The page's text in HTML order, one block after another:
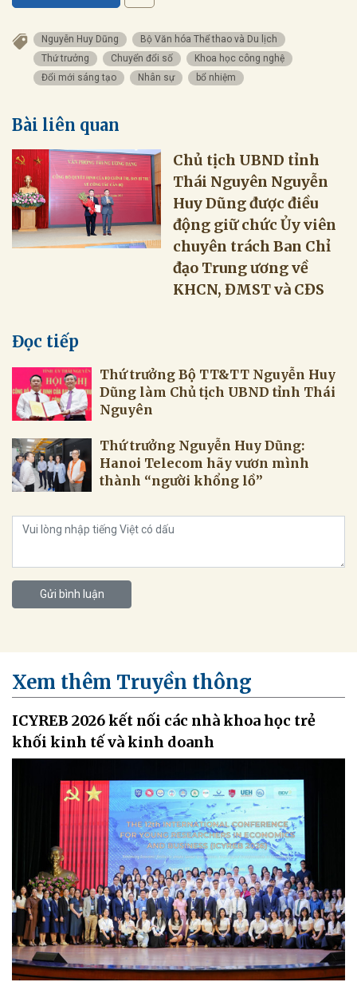
Nguyễn Huy Dũng
Bộ Văn hóa Thể thao và Du lịch
Thứ trưởng
Chuyển đổi số
Khoa học công nghệ
Đổi mới sáng tạo
Nhân sự bổ nhiệm
Bài liên quan
Chủ tịch UBND tỉnh
Thái Nguyên Nguyễn
Huy Dũng được điều
động giữ chức Ủy viên
chuyên trách Ban Chỉ
đạo Trung ương về
KHCN, ĐMST và CĐS
Đọc tiếp
Thứ trưởng Bộ TT&TT Nguyễn Huy
Dũng làm Chủ tịch UBND tỉnh Thái
Nguyên
Thứ trưởng Nguyễn Huy Dũng:
Hanoi Telecom hãy vươn mình
thành “người khổng lồ”
Gửi bình luận
Xem thêm Truyền thông
ICYREB 2026 kết nối các nhà khoa học trẻ
khối kinh tế và kinh doanh